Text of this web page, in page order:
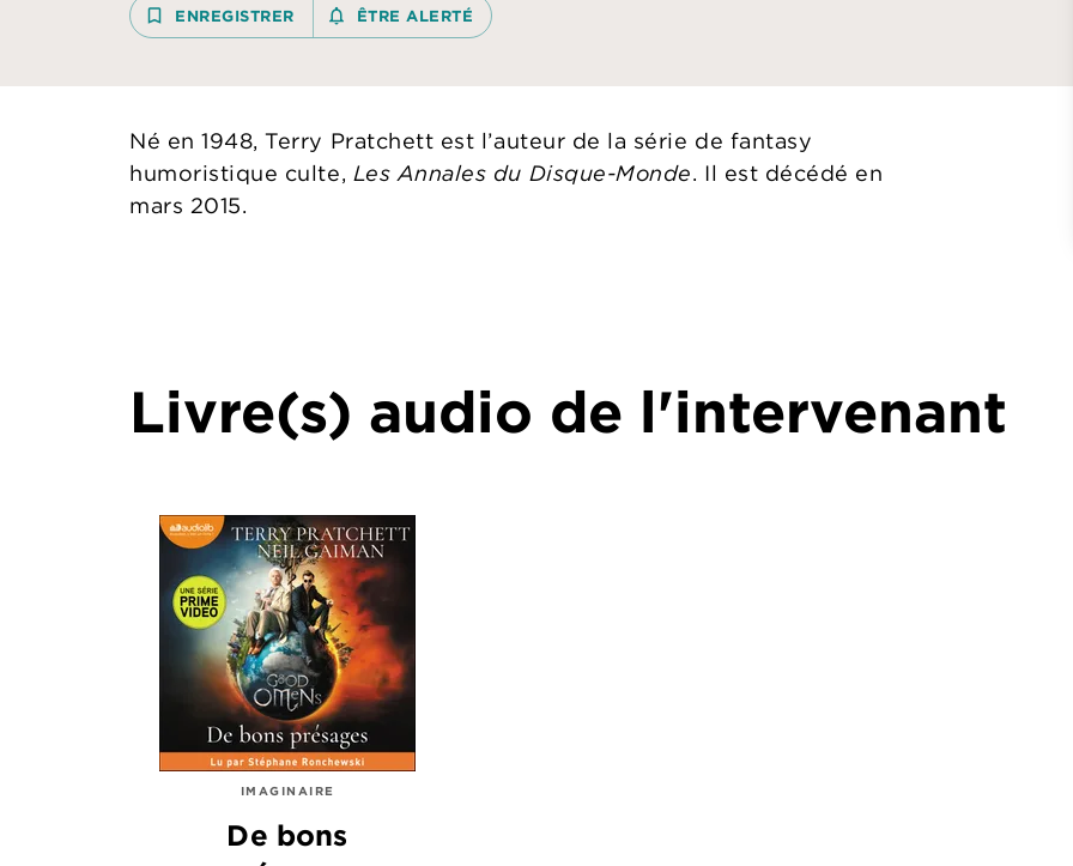
bookmark_border ENREGISTRER notifications_none_outlined
ÊTRE ALERTÉ
Né en 1948, Terry Pratchett est l’auteur de la série de fantasy
humoristique culte, Les Annales du Disque-Monde. Il est décédé en
mars 2015.
Livre(s) audio de l'intervenant
IMAGINAIRE
De bons